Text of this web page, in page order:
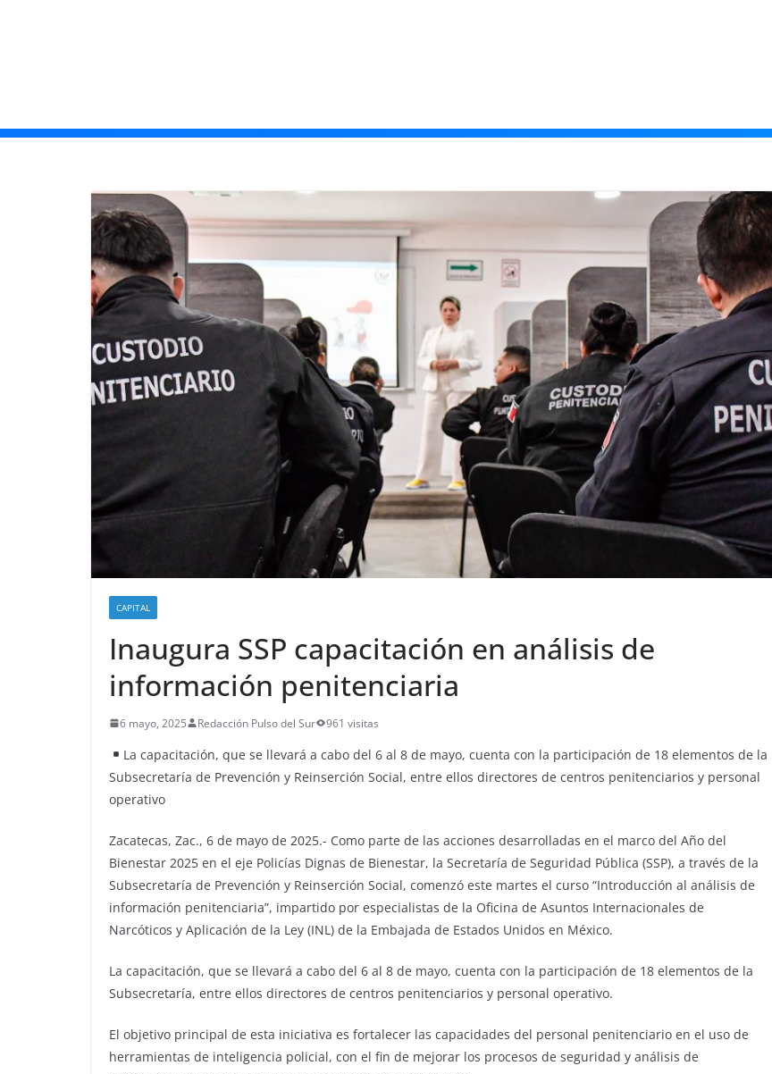
CAPITAL
Inaugura SSP capacitación en análisis de
información penitenciaria
6 mayo, 2025 Redacción Pulso del Sur 961 visitas
La capacitación, que se llevará a cabo del 6 al 8 de mayo, cuenta con la participación de 18 elementos de la
Subsecretaría de Prevención y Reinserción Social, entre ellos directores de centros penitenciarios y personal
operativo
Zacatecas, Zac., 6 de mayo de 2025.- Como parte de las acciones desarrolladas en el marco del Año del
Bienestar 2025 en el eje Policías Dignas de Bienestar, la Secretaría de Seguridad Pública (SSP), a través de la
Subsecretaría de Prevención y Reinserción Social, comenzó este martes el curso “Introducción al análisis de
información penitenciaria”, impartido por especialistas de la Oficina de Asuntos Internacionales de
Narcóticos y Aplicación de la Ley (INL) de la Embajada de Estados Unidos en México.
La capacitación, que se llevará a cabo del 6 al 8 de mayo, cuenta con la participación de 18 elementos de la
Subsecretaría, entre ellos directores de centros penitenciarios y personal operativo.
El objetivo principal de esta iniciativa es fortalecer las capacidades del personal penitenciario en el uso de
herramientas de inteligencia policial, con el fin de mejorar los procesos de seguridad y análisis de